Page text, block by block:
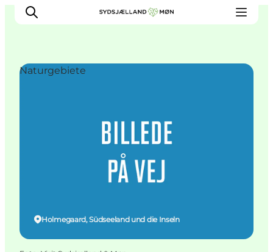
Städte und Orte
Holmegaard, Südseeland und die Inseln
Naturgebiete